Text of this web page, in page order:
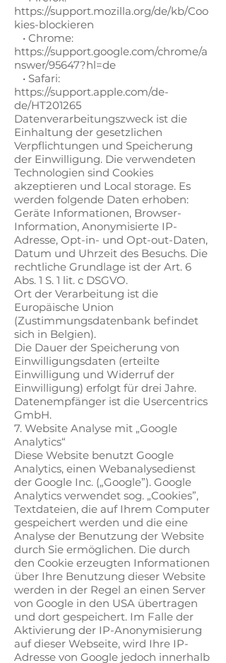
https://support.mozilla.org/de/kb/Coo
kies-blockieren
• Chrome:
https://support.google.com/chrome/a
nswer/95647?hl=de
• Safari:
https://support.apple.com/de-
de/HT201265
Datenverarbeitungszweck ist die
Einhaltung der gesetzlichen
Verpflichtungen und Speicherung
der Einwilligung. Die verwendeten
Technologien sind Cookies
akzeptieren und Local storage. Es
werden folgende Daten erhoben:
Geräte Informationen, Browser-
Information, Anonymisierte IP-
Adresse, Opt-in- und Opt-out-Daten,
Datum und Uhrzeit des Besuchs. Die
rechtliche Grundlage ist der Art. 6
Abs. 1 S. 1 lit. c DSGVO.
Ort der Verarbeitung ist die
Europäische Union
(Zustimmungsdatenbank befindet
sich in Belgien).
Die Dauer der Speicherung von
Einwilligungsdaten (erteilte
Einwilligung und Widerruf der
Einwilligung) erfolgt für drei Jahre.
Datenempfänger ist die Usercentrics
GmbH.
7. Website Analyse mit „Google
Analytics“
Diese Website benutzt Google
Analytics, einen Webanalysedienst
der Google Inc. („Google”). Google
Analytics verwendet sog. „Cookies”,
Textdateien, die auf Ihrem Computer
gespeichert werden und die eine
Analyse der Benutzung der Website
durch Sie ermöglichen. Die durch
den Cookie erzeugten Informationen
über Ihre Benutzung dieser Website
werden in der Regel an einen Server
von Google in den USA übertragen
und dort gespeichert. Im Falle der
Aktivierung der IP-Anonymisierung
auf dieser Webseite, wird Ihre IP-
Adresse von Google jedoch innerhalb